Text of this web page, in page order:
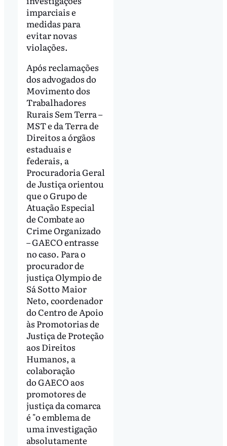
imparciais e
medidas para
evitar novas
violações.
Após reclamações
dos advogados do
Movimento dos
Trabalhadores
Rurais Sem Terra –
MST e da Terra de
Direitos a órgãos
estaduais e
federais, a
Procuradoria Geral
de Justiça orientou
que o Grupo de
Atuação Especial
de Combate ao
Crime Organizado
– GAECO entrasse
no caso. Para o
procurador de
justiça Olympio de
Sá Sotto Maior
Neto, coordenador
do Centro de Apoio
às Promotorias de
Justiça de Proteção
aos Direitos
Humanos, a
colaboração
do GAECO aos
promotores de
justiça da comarca
é "o emblema de
uma investigação
absolutamente